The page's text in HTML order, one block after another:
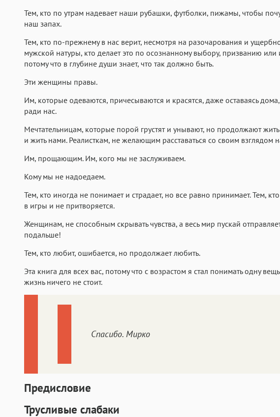
Тем, кто по утрам надевает наши рубашки, футболки, пижамы, чтобы
наш запах.
Тем, кто по-прежнему в нас верит, несмотря на разочарования и
мужской натуры, кто делает это по осознанному выбору, призванию или
потому что в глубине души знает, что так должно быть.
Эти женщины правы.
Им, которые одеваются, причесываются и красятся, даже оставаясь
ради нас.
Мечтательницам, которые порой грустят и унывают, но продолжают
и жить нами. Реалисткам, не желающим расставаться со своим взглядом
Им, прощающим. Им, кого мы не заслуживаем.
Кому мы не надоедаем.
Тем, кто иногда не понимает и страдает, но все равно принимает. Тем,
в игры и не притворяется.
Женщинам, не способным скрывать чувства, а весь мир пускай
подальше!
Тем, кто любит, ошибается, но продолжает любить.
Эта книга для всех вас, потому что с возрастом я стал понимать одну
жизнь ничего не стоит.
Спасибо. Мирко
Предисловие
Трусливые слабаки